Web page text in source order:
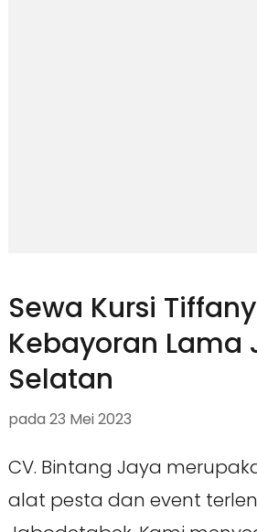
Sewa Kursi
Kebayoran Lama
Selatan
pada 23 Mei 2023
CV. Bintang Jaya
alat pesta dan event